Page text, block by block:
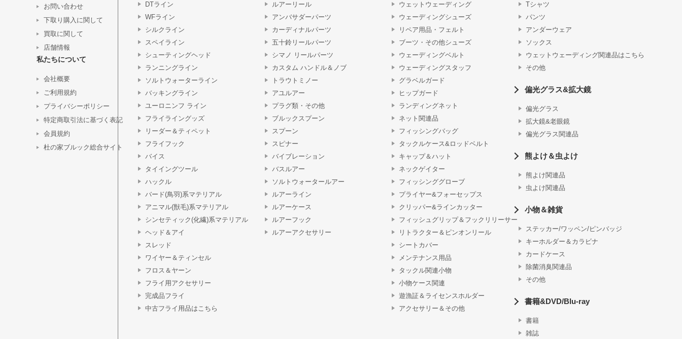
お問い合わせ
下取り購入に関して
買取に関して
店舗情報
私たちについて
会社概要
ご利用規約
プライバシーポリシー
特定商取引法に基づく表記
会員規約
杜の家ブルック総合サイト
DTライン
WFライン
シルクライン
スペイライン
シューティングヘッド
ランニングライン
ソルトウォーターライン
バッキングライン
ユーロニンフ ライン
フライライングッズ
リーダー＆ティペット
フライフック
バイス
タイイングツール
ハックル
バード(鳥羽)系マテリアル
アニマル(獣毛)系マテリアル
シンセティック(化繊)系マテリアル
ヘッド＆アイ
スレッド
ワイヤー＆ティンセル
フロス＆ヤーン
フライ用アクセサリー
完成品フライ
中古フライ用品はこちら
ルアーリール
アンバサダーパーツ
カーディナルパーツ
五十鈴リールパーツ
シマノ リールパーツ
カスタム ハンドル＆ノブ
トラウトミノー
アユルアー
プラグ類・その他
ブルックスプーン
スプーン
スピナー
バイブレーション
バスルアー
ソルトウォータールアー
ルアーライン
ルアーケース
ルアーフック
ルアーアクセサリー
ウェットウェーディング
ウェーディングシューズ
リペア用品・フェルト
ブーツ・その他シューズ
ウェーディングベルト
ウェーディングスタッフ
グラベルガード
ヒップガード
ランディングネット
ネット関連品
フィッシングバッグ
タックルケース&ロッドベルト
キャップ＆ハット
ネックゲイター
フィッシンググローブ
プライヤー&フォーセップス
クリッパー&ラインカッター
フィッシュグリップ＆フックリリーサー
リトラクター＆ピンオンリール
シートカバー
メンテナンス用品
タックル関連小物
小物ケース関連
遊漁証＆ライセンスホルダー
アクセサリー＆その他
Tシャツ
パンツ
アンダーウェア
ソックス
ウェットウェーディング関連品はこちら
その他
偏光グラス&拡大鏡
偏光グラス
拡大鏡&老眼鏡
偏光グラス関連品
熊よけ＆虫よけ
熊よけ関連品
虫よけ関連品
小物＆雑貨
ステッカー/ワッペン/ピンバッジ
キーホルダー＆カラビナ
カードケース
除菌消臭関連品
その他
書籍&DVD/Blu-ray
書籍
雑誌